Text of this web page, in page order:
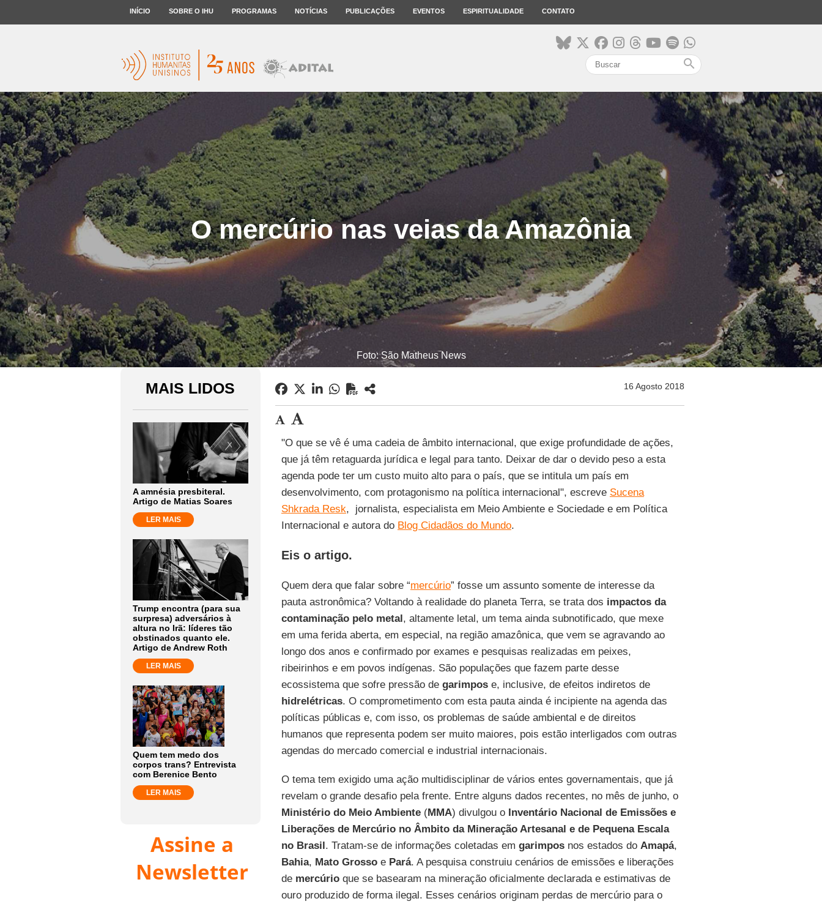
INÍCIO SOBRE O IHU PROGRAMAS NOTÍCIAS PUBLICAÇÕES EVENTOS ESPIRITUALIDADE CONTATO
search
O mercúrio nas veias da Amazônia
Foto: São Matheus News
MAIS LIDOS
A amnésia presbiteral.
Artigo de Matias Soares
LER MAIS
Trump encontra (para sua
surpresa) adversários à
altura no Irã: líderes tão
obstinados quanto ele.
Artigo de Andrew Roth
LER MAIS
Quem tem medo dos
corpos trans? Entrevista
com Berenice Bento
LER MAIS
Assine a
Newsletter
16 Agosto 2018
"O que se vê é uma cadeia de âmbito internacional, que exige profundidade de ações,
que já têm retaguarda jurídica e legal para tanto. Deixar de dar o devido peso a esta
agenda pode ter um custo muito alto para o país, que se intitula um país em
desenvolvimento, com protagonismo na política internacional", escreve Sucena
Shkrada Resk, jornalista, especialista em Meio Ambiente e Sociedade e em Política
Internacional e autora do Blog Cidadãos do Mundo.
Eis o artigo.
Quem dera que falar sobre “mercúrio” fosse um assunto somente de interesse da
pauta astronômica? Voltando à realidade do planeta Terra, se trata dos impactos da
contaminação pelo metal, altamente letal, um tema ainda subnotificado, que mexe
em uma ferida aberta, em especial, na região amazônica, que vem se agravando ao
longo dos anos e confirmado por exames e pesquisas realizadas em peixes,
ribeirinhos e em povos indígenas. São populações que fazem parte desse
ecossistema que sofre pressão de garimpose, inclusive, de efeitos indiretos de
hidrelétricas. O comprometimento com esta pauta ainda é incipiente na agenda das
políticas públicas e, com isso, os problemas de saúde ambiental e de direitos
humanos que representa podem ser muito maiores, pois estão interligados com outras
agendas do mercado comercial e industrial internacionais.
O tema tem exigido uma ação multidisciplinar de vários entes governamentais, que já
revelam o grande desafio pela frente. Entre alguns dados recentes, no mês de junho, o
Ministério do Meio Ambiente(MMA) divulgou oInventário Nacional de Emissões e
Liberações de Mercúrio no Âmbito da Mineração Artesanal e de Pequena Escala
no Brasil. Tratam-se de informações coletadas em garimposnos estados do Amapá,
Bahia, Mato Grossoe Pará. A pesquisa construiu cenários de emissões e liberações
de mercúrioque se basearam na mineração oficialmente declarada e estimativas de
ouro produzido de forma ilegal. Esses cenários originam perdas de mercúrio para o